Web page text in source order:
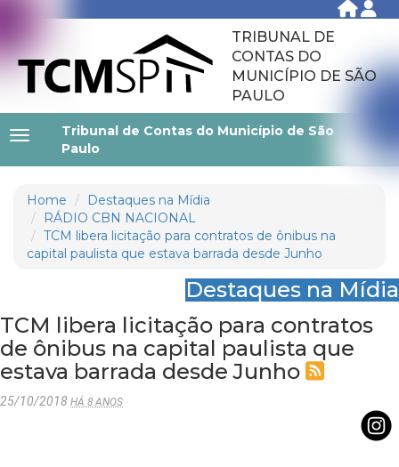
TRIBUNAL DE
CONTAS DO
MUNICÍPIO DE SÃO
PAULO
Tribunal de Contas do Município de São
Paulo
Home
Destaques na Mídia
RÁDIO CBN NACIONAL
TCM libera licitação para contratos de ônibus na
capital paulista que estava barrada desde Junho
Destaques na Mídia
TCM libera licitação para contratos
de ônibus na capital paulista que
estava barrada desde Junho
25/10/2018 HÁ 8 ANOS